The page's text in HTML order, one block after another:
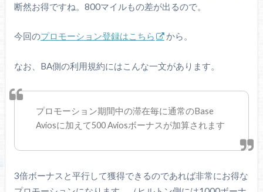
断然お得ですね。800マイルもの差が出るので。
今回のプロモーション登録はこちら から。
なお、BA側の利用規約にはこんな一文があります。
プロモーション期間中の滞在毎に通常のBase
Aviosに加えて500 Aviosボーナスが加算されます
3倍ボーナスと平行して獲得できるのであれば非常にお得な